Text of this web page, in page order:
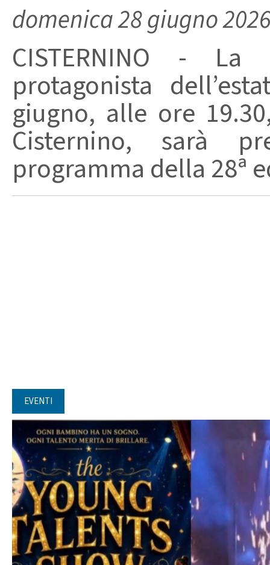
domenica 28 giugno
CISTERNINO -
protagonista
giugno, alle ore
Cisternino, sarà
programma della 28ª
EVENTI